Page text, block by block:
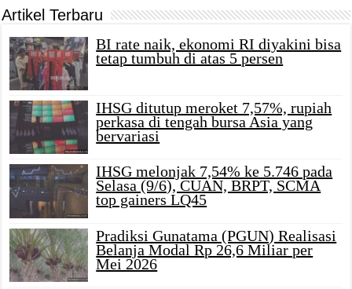
Artikel Terbaru
BI rate naik, ekonomi RI diyakini bisa
tetap tumbuh di atas 5 persen
IHSG ditutup meroket 7,57%, rupiah
perkasa di tengah bursa Asia yang
bervariasi
IHSG melonjak 7,54% ke 5.746 pada
Selasa (9/6), CUAN, BRPT, SCMA
top gainers LQ45
Pradiksi Gunatama (PGUN) Realisasi
Belanja Modal Rp 26,6 Miliar per
Mei 2026